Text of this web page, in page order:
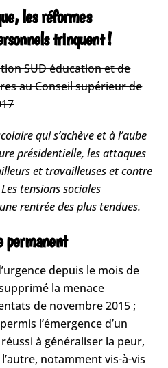
les réformes
trinquent !
SUD éducation et de
au Conseil supérieur de
qui s’achève et à l’aube
présidentielle, les attaques
et travailleuses et contre
tensions sociales
rentrée des plus tendues.
permanent
depuis le mois de
la menace
de novembre 2015 ;
l’émergence d’un
à généraliser la peur,
notamment vis-à-vis